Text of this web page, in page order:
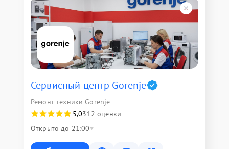
Сервисный центр Gorenje
Ремонт техники Gorenje
5,0312 оценки
Открыто до 21:00